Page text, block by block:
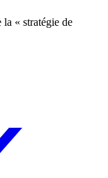
« stratégie de